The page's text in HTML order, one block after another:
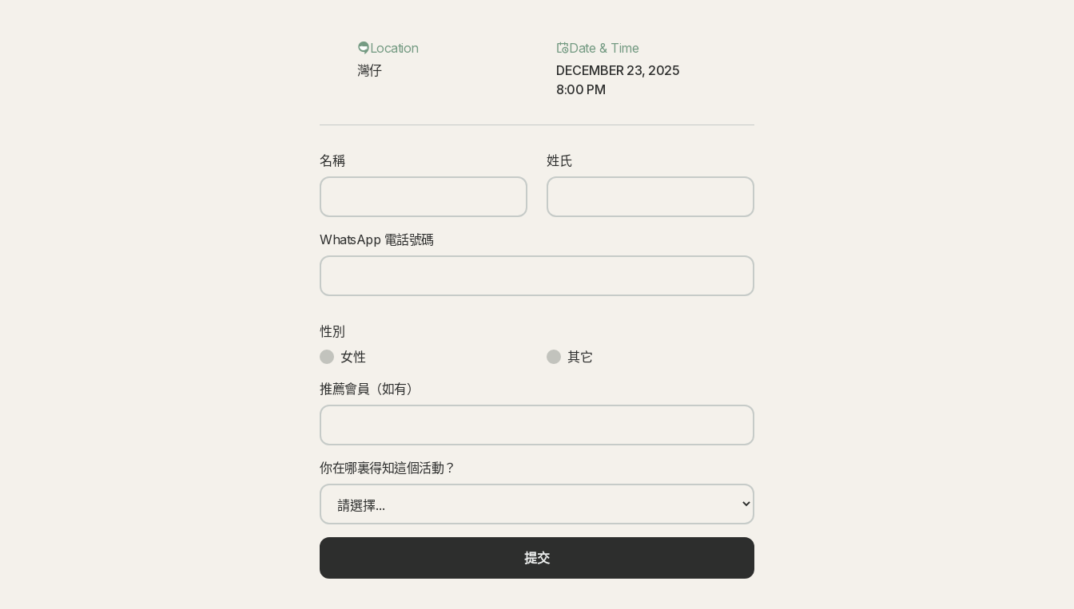
Location
灣仔
Date & Time
DECEMBER 23, 2025
8:00 PM
名稱 姓氏
WhatsApp 電話號碼
性別
女性
其它
推薦會員（如有）
你在哪裏得知這個活動？